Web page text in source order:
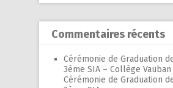
Commentaires récents
Cérémonie de Graduation
3ème SIA – Collège Vauban
Cérémonie de Graduation